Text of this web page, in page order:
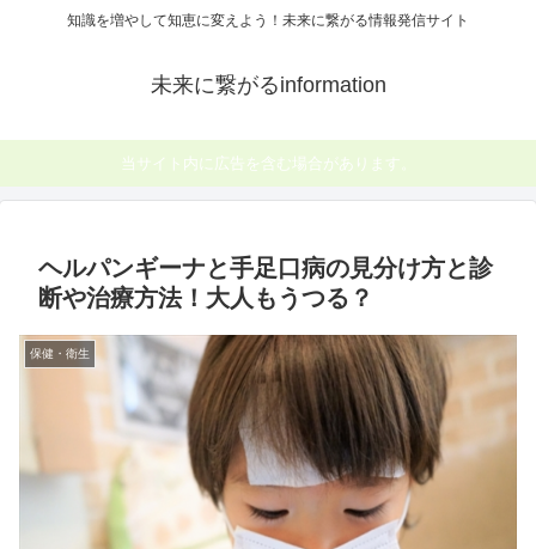
知識を増やして知恵に変えよう！未来に繋がる情報発信サイト
未来に繋がるinformation
当サイト内に広告を含む場合があります。
ヘルパンギーナと手足口病の見分け方と診
断や治療方法！大人もうつる？
保健・衛生